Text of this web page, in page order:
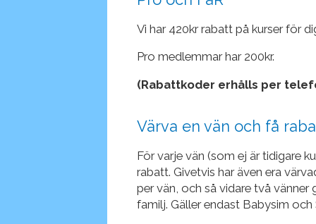
Vi har 420kr rabatt på kurser för
Pro medlemmar har 200kr.
(Rabattkoder erhålls per
Värva en vän och få
För varje vän (som ej är tidigare
rabatt. Givetvis har även era
per vän, och så vidare två vänner
familj. Gäller endast Babysim